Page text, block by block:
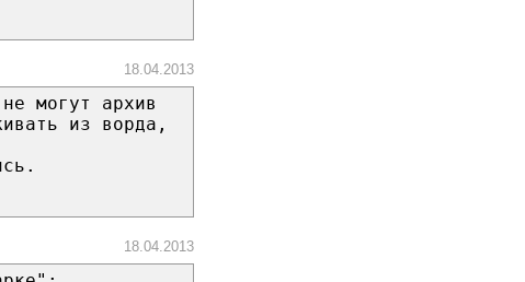
18.04.2013
могут архив
из ворда,
18.04.2013